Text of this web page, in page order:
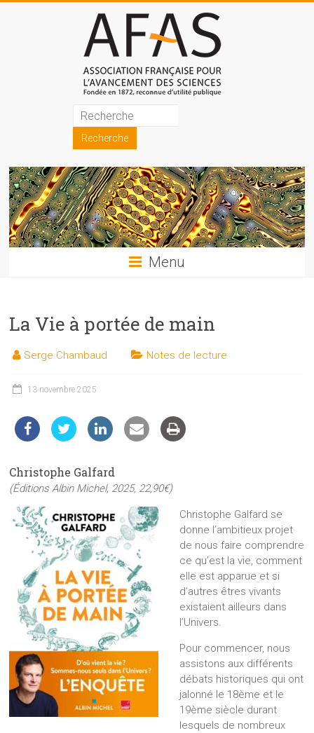
Association
française
pour
l'avancement
des
sciences
les
et
techniques
du
public
Menu
La Vie à portée de main
Serge Chambaud Notes de lecture
13 novembre 2025
Christophe Galfard
(Éditions Albin Michel, 2025, 22,90€)
Christophe Galfard se
donne l’ambitieux projet
de nous faire comprendre
ce qu’est la vie, comment
elle est apparue et si
d’autres êtres vivants
existaient ailleurs dans
l’Univers.
Pour commencer, nous
assistons aux différents
débats historiques qui ont
jalonné le 18ème et le
19ème siècle durant
lesquels de nombreux